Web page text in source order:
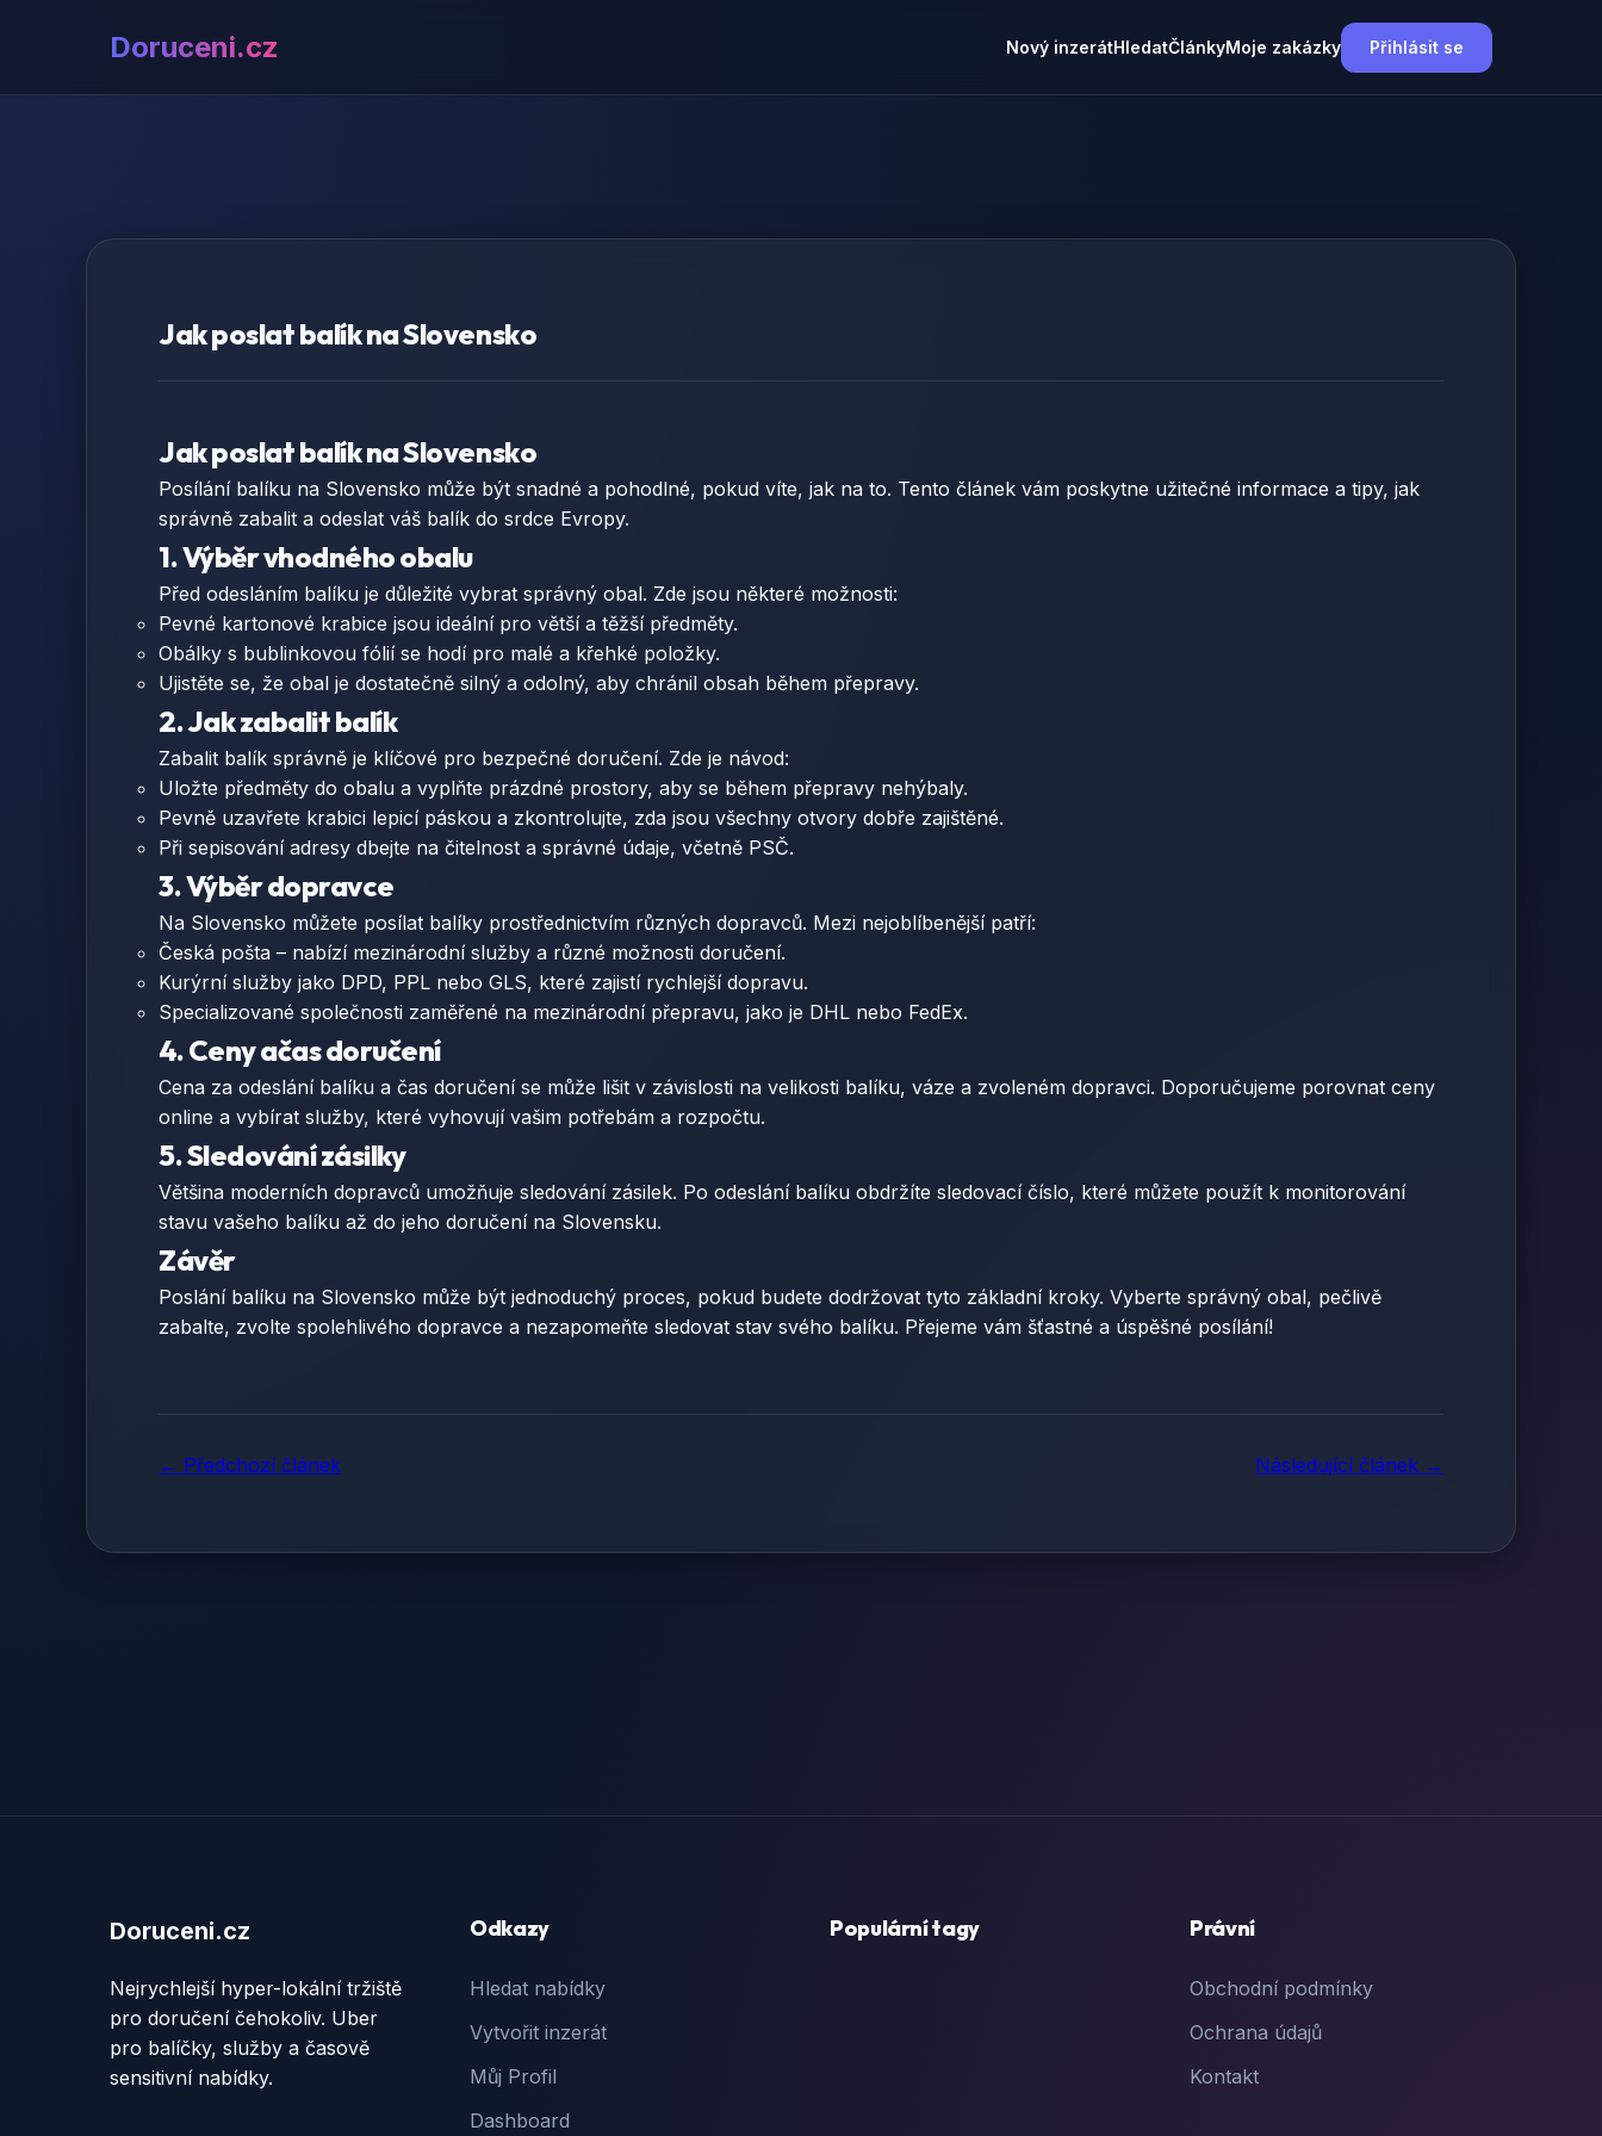
Doruceni.cz Nový inzerátHledatČlánkyMoje zakázky Přihlásit se
Jak poslat balík na Slovensko
Jak poslat balík na Slovensko
Posílání balíku na Slovensko může být snadné a pohodlné, pokud víte, jak na to. Tento článek vám poskytne užitečné informace a tipy, jak
správně zabalit a odeslat váš balík do srdce Evropy.
1. Výběr vhodného obalu
Před odesláním balíku je důležité vybrat správný obal. Zde jsou některé možnosti:
Pevné kartonové krabice jsou ideální pro větší a těžší předměty.
Obálky s bublinkovou fólií se hodí pro malé a křehké položky.
Ujistěte se, že obal je dostatečně silný a odolný, aby chránil obsah během přepravy.
2. Jak zabalit balík
Zabalit balík správně je klíčové pro bezpečné doručení. Zde je návod:
Uložte předměty do obalu a vyplňte prázdné prostory, aby se během přepravy nehýbaly.
Pevně uzavřete krabici lepicí páskou a zkontrolujte, zda jsou všechny otvory dobře zajištěné.
Při sepisování adresy dbejte na čitelnost a správné údaje, včetně PSČ.
3. Výběr dopravce
Na Slovensko můžete posílat balíky prostřednictvím různých dopravců. Mezi nejoblíbenější patří:
Česká pošta – nabízí mezinárodní služby a různé možnosti doručení.
Kurýrní služby jako DPD, PPL nebo GLS, které zajistí rychlejší dopravu.
Specializované společnosti zaměřené na mezinárodní přepravu, jako je DHL nebo FedEx.
4. Ceny ačas doručení
Cena za odeslání balíku a čas doručení se může lišit v závislosti na velikosti balíku, váze a zvoleném dopravci. Doporučujeme porovnat ceny
online a vybírat služby, které vyhovují vašim potřebám a rozpočtu.
5. Sledování zásilky
Většina moderních dopravců umožňuje sledování zásilek. Po odeslání balíku obdržíte sledovací číslo, které můžete použít k monitorování
stavu vašeho balíku až do jeho doručení na Slovensku.
Závěr
Poslání balíku na Slovensko může být jednoduchý proces, pokud budete dodržovat tyto základní kroky. Vyberte správný obal, pečlivě
zabalte, zvolte spolehlivého dopravce a nezapomeňte sledovat stav svého balíku. Přejeme vám šťastné a úspěšné posílání!
← Předchozí článek Následující článek →
Doruceni.cz
Nejrychlejší hyper-lokální tržiště
pro doručení čehokoliv. Uber
pro balíčky, služby a časově
sensitivní nabídky.
Odkazy
Hledat nabídky
Vytvořit inzerát
Můj Profil
Dashboard
Populární tagy Právní
Obchodní podmínky
Ochrana údajů
Kontakt